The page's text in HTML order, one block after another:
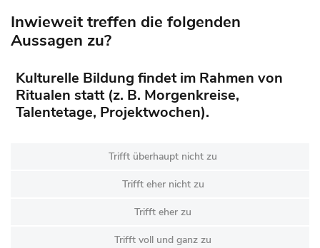
Inwieweit treffen die folgenden
Aussagen zu?
Kulturelle Bildung findet im Rahmen von
Ritualen statt (z. B. Morgenkreise,
Talentetage, Projektwochen).
Trifft überhaupt nicht zu
Trifft eher nicht zu
Trifft eher zu
Trifft voll und ganz zu